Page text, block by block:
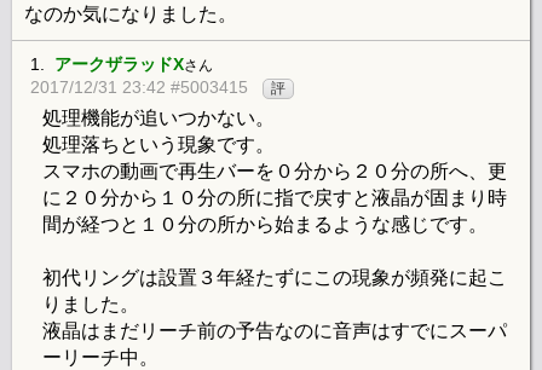
なのか気になりました。
1. アークザラッドXさん
2017/12/31 23:42 #5003415 評
処理機能が追いつかない。
処理落ちという現象です。
スマホの動画で再生バーを０分から２０分の所へ、更
に２０分から１０分の所に指で戻すと液晶が固まり時
間が経つと１０分の所から始まるような感じです。
初代リングは設置３年経たずにこの現象が頻発に起こ
りました。
液晶はまだリーチ前の予告なのに音声はすでにスーパ
ーリーチ中。